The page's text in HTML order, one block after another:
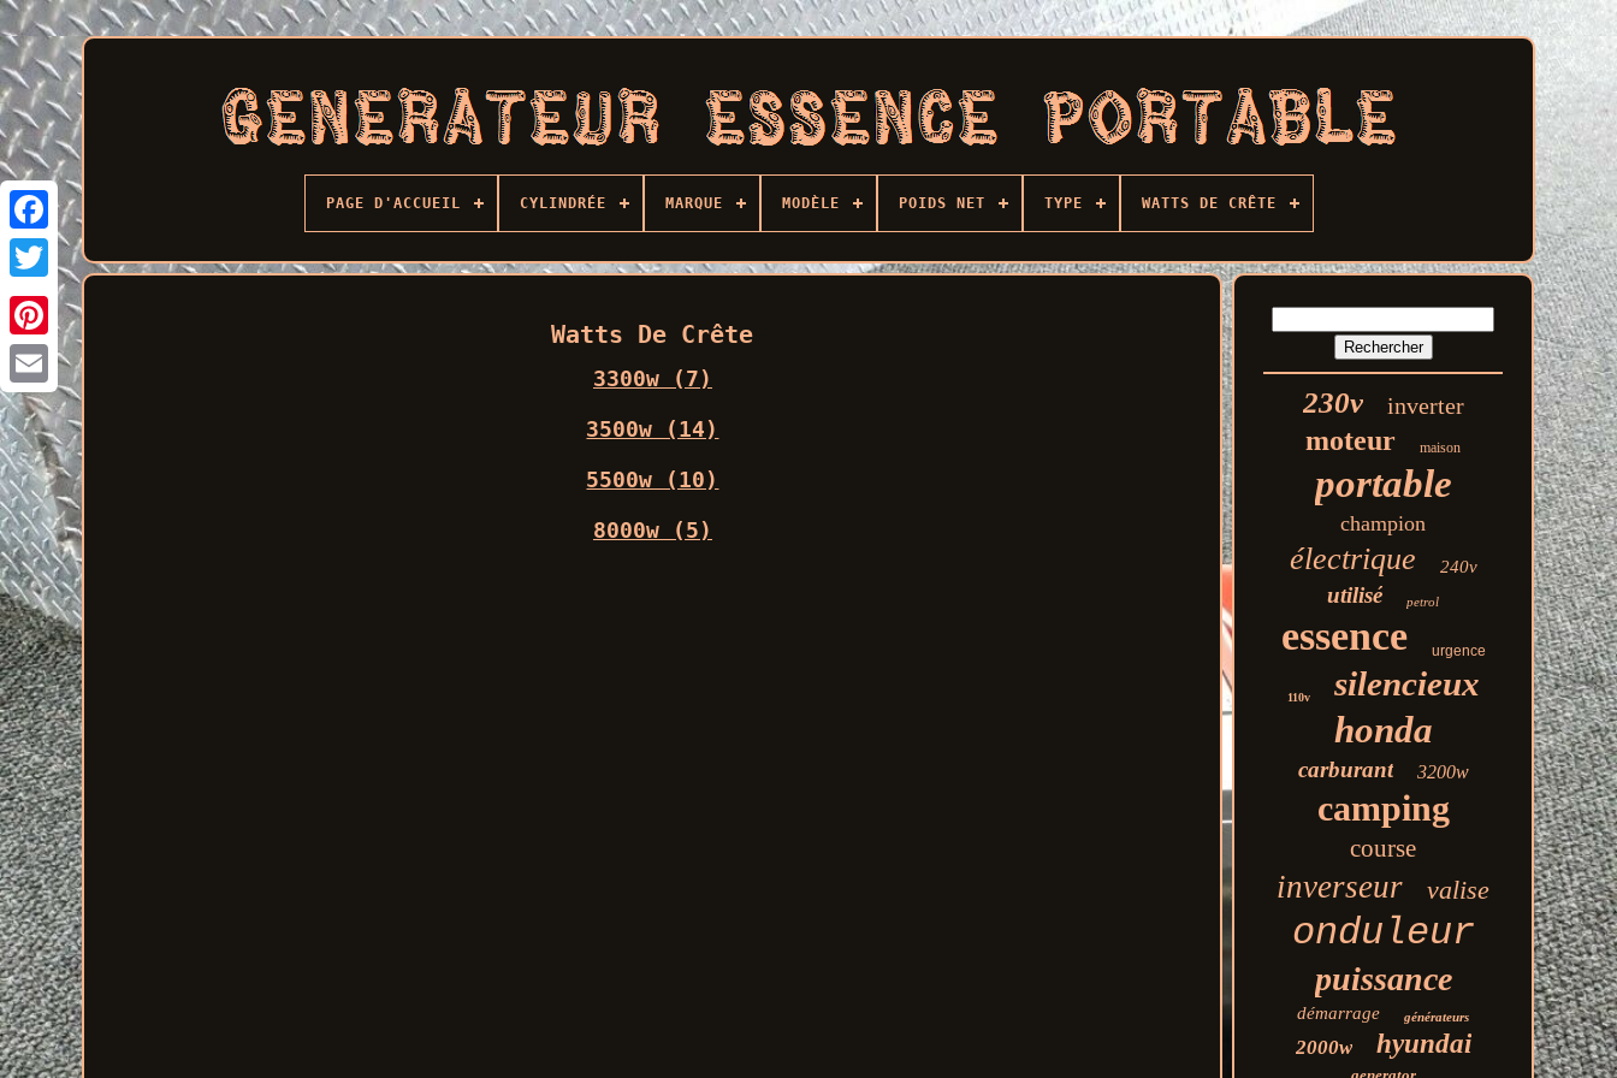
Facebook
PAGE D'ACCUEIL CYLINDRÉE MARQUE MODÈLE POIDS NET TYPE WATTS DE CRÊTE
Watts De Crête
3300w (7)
3500w (14)
5500w (10)
8000w (5)
230v inverter
moteur maison
portable
champion
électrique 240v
utilisé petrol
essence urgence
110v silencieux
honda
carburant 3200w
camping
course
inverseur valise
onduleur
puissance
démarrage générateurs
2000w hyundai